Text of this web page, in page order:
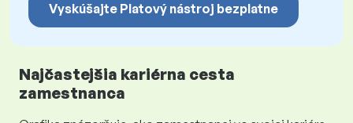
Vyskúšajte Platový nástroj bezplatne
Najčastejšia kariérna cesta
zamestnanca